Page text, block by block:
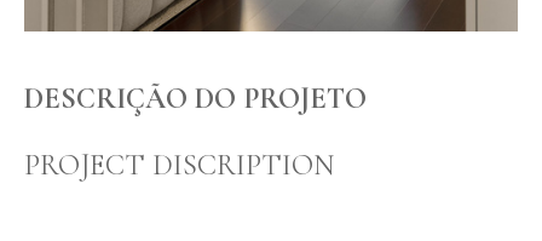
DESCRIÇÃO DO PROJETO
PROJECT DISCRIPTION